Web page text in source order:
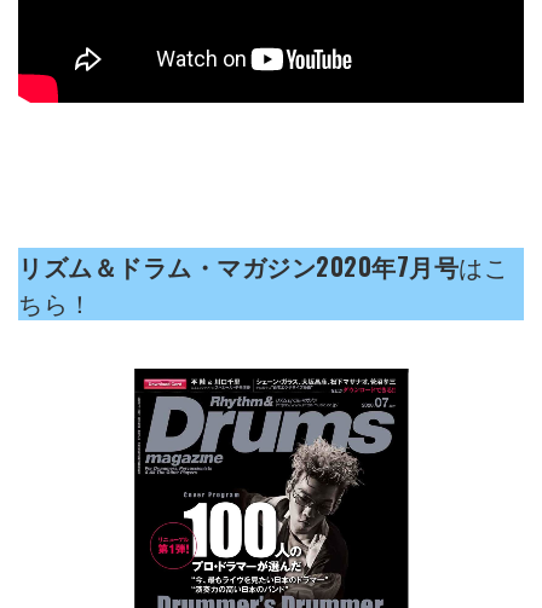
リズム＆ドラム・マガジン2020年7月号はこ
ちら！